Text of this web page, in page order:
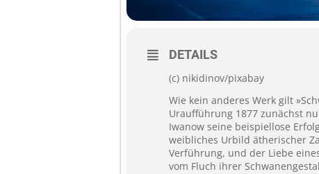
DETAILS
(c) nikidinov/pixabay
Wie kein anderes Werk gilt
Uraufführung 1877 zunächst
Iwanow seine beispiellose
weibliches Urbild ätherischer
Verführung, und der Liebe
vom Fluch ihrer